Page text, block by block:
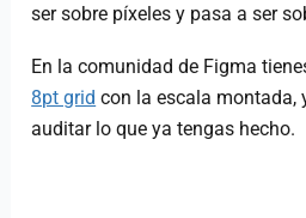
ser sobre píxeles y pasa a ser
En la comunidad de Figma
8pt grid con la escala montada,
auditar lo que ya tengas hecho.